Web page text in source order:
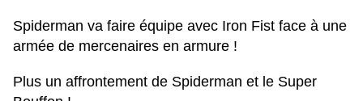
Spiderman va faire équipe avec Iron Fist face à une
armée de mercenaires en armure !
Plus un affrontement de Spiderman et le Super